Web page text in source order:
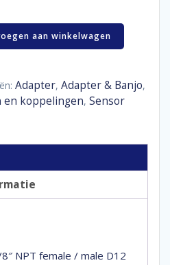
aan winkelwagen
Adapter, Adapter & Banjo,
en koppelingen, Sensor
NPT female / male D12